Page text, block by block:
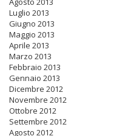
Luglio 2013
Giugno 2013
Maggio 2013
Aprile 2013
Marzo 2013
Febbraio 2013
Gennaio 2013
Dicembre 2012
Novembre 2012
Ottobre 2012
Settembre 2012
Agosto 2012